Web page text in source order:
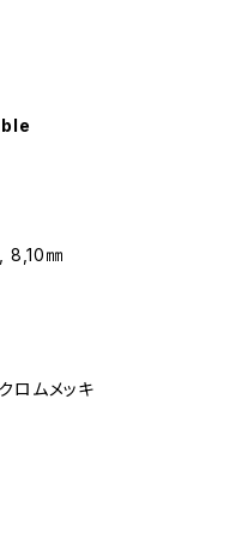
8,10㎜
ロムメッキ